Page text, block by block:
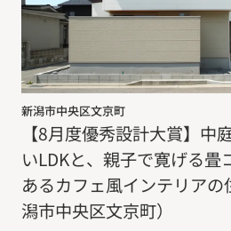
新潟市中央区文京町
【8月度優秀設計大賞】中
いLDKと、親子で寛げる畳
あるカフェ風インテリアの
潟市中央区文京町）